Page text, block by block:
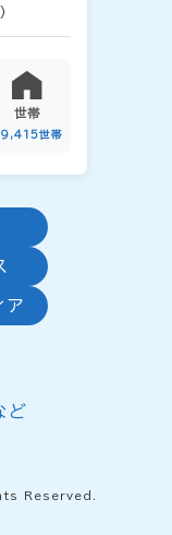
世帯
世帯
ア
ど
Reserved.